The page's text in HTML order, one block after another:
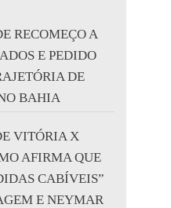
RECOMEÇO A
E PEDIDO
DE
BAHIA
VITÓRIA X
AFIRMA QUE
CABÍVEIS”
E NEYMAR